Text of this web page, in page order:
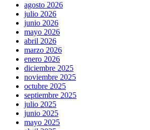
agosto 2026
julio 2026
junio 2026
mayo 2026
abril 2026
marzo 2026
enero 2026
diciembre 2025
noviembre 2025
octubre 2025
septiembre 2025
julio 2025
junio 2025
mayo 2025